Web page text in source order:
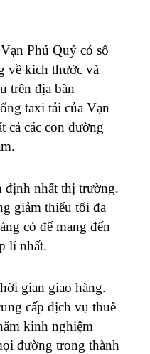
Vạn Phú Quý có số
về kích thước và
trên địa bàn
taxi tải của Vạn
cả các con đường
định nhất thị trường.
giảm thiểu tối đa
có để mang đến
lí nhất.
gian giao hàng.
cấp dịch vụ thuê
kinh nghiệm
đường trong thành